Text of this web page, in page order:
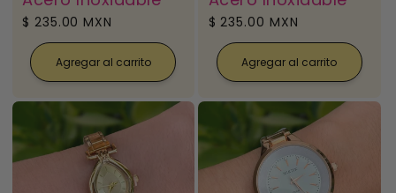
Precio
habitual
$ 235.00 MXN
Agregar al carrito
Precio
habitual
$ 235.00 MXN
Agregar al carrito